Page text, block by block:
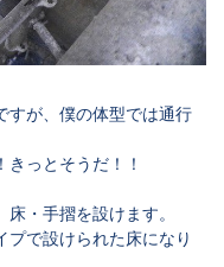
すが、僕の体型では通行
っとそうだ！！
・手摺を設けます。
プで設けられた床になり